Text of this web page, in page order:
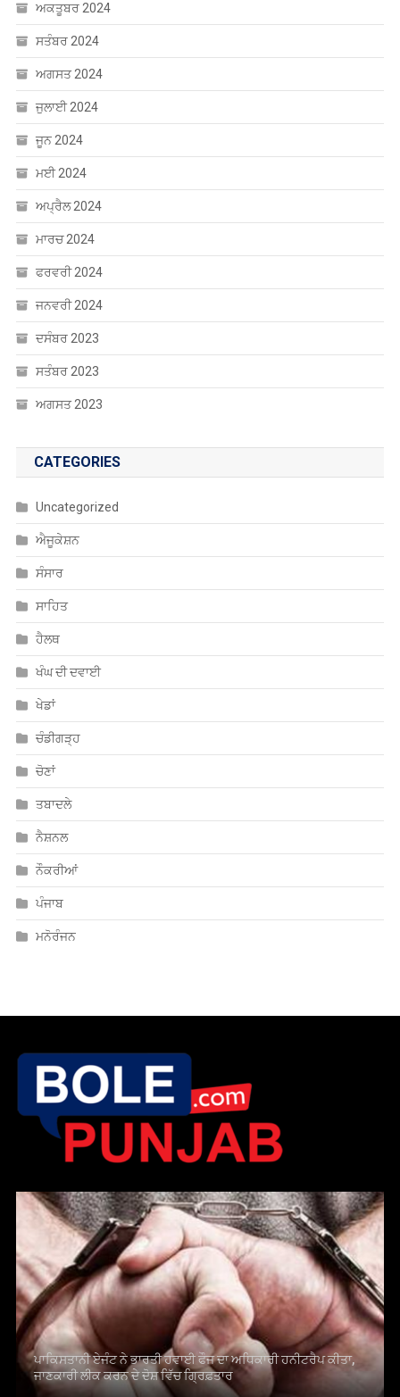
ਅਕਤੂਬਰ 2024
ਸਤੰਬਰ 2024
ਅਗਸਤ 2024
ਜੁਲਾਈ 2024
ਜੂਨ 2024
ਮਈ 2024
ਅਪ੍ਰੈਲ 2024
ਮਾਰਚ 2024
ਫਰਵਰੀ 2024
ਜਨਵਰੀ 2024
ਦਸੰਬਰ 2023
ਸਤੰਬਰ 2023
ਅਗਸਤ 2023
CATEGORIES
Uncategorized
ਐਜੂਕੇਸ਼ਨ
ਸੰਸਾਰ
ਸਾਹਿਤ
ਹੈਲਥ
ਖੰਘ ਦੀ ਦਵਾਈ
ਖੇਡਾਂ
ਚੰਡੀਗੜ੍ਹ
ਚੋਣਾਂ
ਤਬਾਦਲੇ
ਨੈਸ਼ਨਲ
ਨੌਕਰੀਆਂ
ਪੰਜਾਬ
ਮਨੋਰੰਜਨ
ਪਾਕਿਸਤਾਨੀ ਏਜੰਟ ਨੇ ਭਾਰਤੀ ਹਵਾਈ ਫੌਜ ਦਾ ਅਧਿਕਾਰੀ ਹਨੀਟਰੈਪ ਕੀਤਾ,
ਜਾਣਕਾਰੀ ਲੀਕ ਕਰਨ ਦੇ ਦੋਸ਼ ਵਿੱਚ ਗ੍ਰਿਫ਼ਤਾਰ